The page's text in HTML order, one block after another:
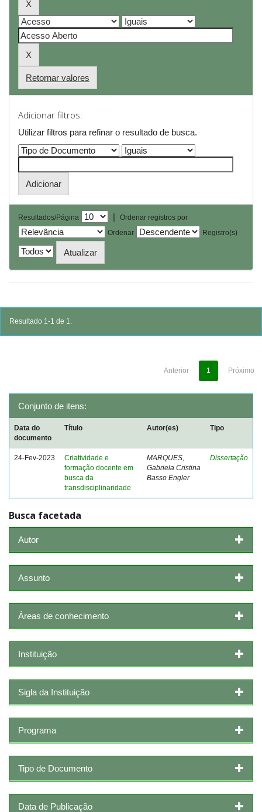
Retornar valores
Adicionar filtros:
Utilizar filtros para refinar o resultado de busca.
Resultados/Página |
Ordenar registros por
Ordenar
Registro(s)
Resultado 1-1 de 1.
Anterior 1 Próximo
Conjunto de itens:
Data do
documento
Título Autor(es) Tipo
24-Fev-2023
Criatividade e
formação docente em
busca da
transdisciplinaridade
MARQUES,
Gabriela Cristina
Basso Engler
Dissertação
Busca facetada
Autor
Assunto
Áreas de conhecimento
Instituição
Sigla da Instituição
Programa
Tipo de Documento
Data de Publicação